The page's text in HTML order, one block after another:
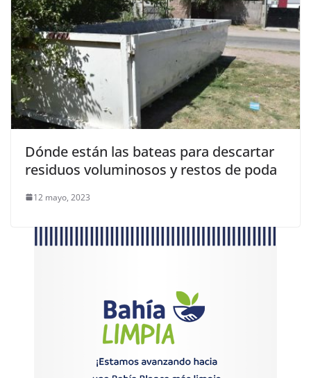
Dónde están las bateas para descartar
residuos voluminosos y restos de poda
12 mayo, 2023